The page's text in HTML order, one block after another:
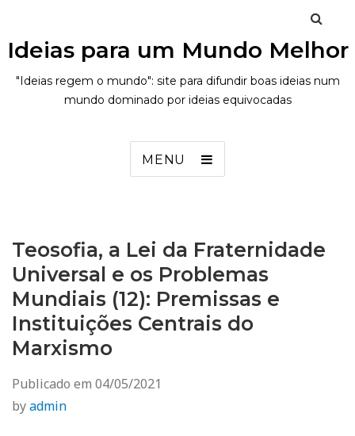
Ideias para um Mundo Melhor
"Ideias regem o mundo": site para difundir boas ideias num
mundo dominado por ideias equivocadas
MENU
Teosofia, a Lei da Fraternidade
Universal e os Problemas
Mundiais (12): Premissas e
Instituições Centrais do
Marxismo
Publicado em 04/05/2021
byadmin